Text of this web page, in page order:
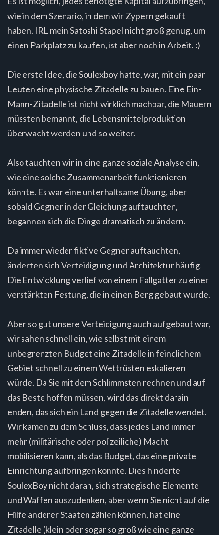
wie in dem Szenario, in dem wir Zypern gekauft
haben. IRL mein Satoshi Stapel nicht groß genug, um
einen Parkplatz zu kaufen, ist aber noch in Arbeit. :)
Die erste Idee, die Soulexboy hatte, war, mit ein paar
Leuten eine physische Zitadelle zu bauen. Eine Ein-
Mann-Zitadelle ist nicht wirklich machbar, die Mauern
müssten bemannt, die Lebensmittelproduktion
überwacht werden und so weiter.
Also tauchten wir in eine ganze soziale Analyse ein,
wie eine solche Zusammenarbeit funktionieren
könnte. Es war eine unterhaltsame Übung, aber
sobald Gegner in der Gleichung auftauchten,
begannen sich die Dinge dramatisch zu ändern.
Da immer wieder fiktive Gegner auftauchten,
änderten sich Verteidigung und Architektur häufig.
Die Entwicklung verlief von einem Fallgatter zu einer
verstärkten Festung, die in einen Berg gebaut wurde.
Aber so gut unsere Verteidigung auch aufgebaut war,
wir sahen schnell ein, wie selbst mit einem
unbegrenzten Budget eine Zitadelle in feindlichem
Gebiet schnell zu einem Wettrüsten eskalieren
würde. Da Sie mit dem Schlimmsten rechnen und auf
das Beste hoffen müssen, wird das direkt darain
enden, das sich ein Land gegen die Zitadelle wendet.
Wir kamen zu dem Schluss, dass jedes Land immer
mehr (militärische oder polizeiliche) Macht
mobilisieren kann, als das Budget, das eine private
Einrichtung aufbringen könnte. Dies hinderte
SoulexBoy nicht daran, sich strategische Elemente
und Waffen auszudenken, aber wenn Sie nicht auf die
Hilfe anderer Staaten zählen können, hat eine
Zitadelle (klein oder sogar so groß wie eine ganze